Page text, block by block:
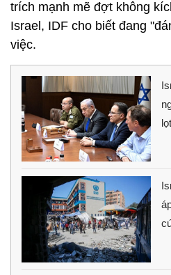
trích mạnh mẽ đợt không
Israel, IDF cho biết đang
việc.